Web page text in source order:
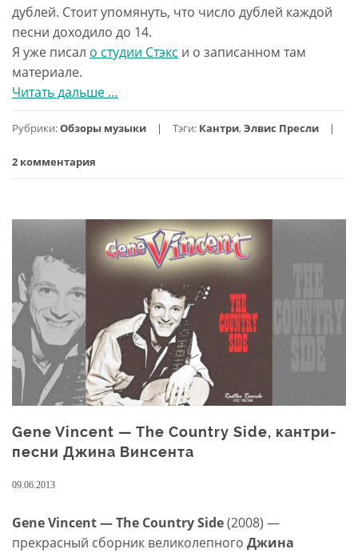
дублей. Стоит упомянуть, что число дублей каждой
песни доходило до 14.
Я уже писал о студии Стэкс и о записанном там
материале.
Читать дальше проElvis
—
лучший
бутлег
Элвиса
…
Рубрики:Обзоры музыки Тэги: Кантри,Элвис Пресли
2 комментария
Gene Vincent — The Country Side, кантри-
песни Джина Винсента
09.06.2013
Gene Vincent — The Country Side(2008) —
прекрасный сборник великолепного Джина